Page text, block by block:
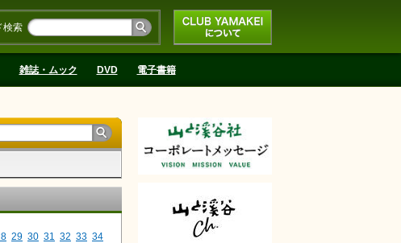
CLUB YAMAKEIにつ
いて
検索
雑誌・ムック DVD 電子書籍
29 30 31 32 33 34